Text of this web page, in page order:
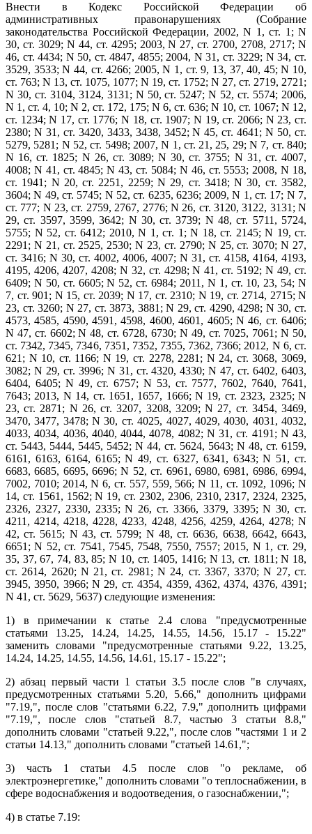
Внести в Кодекс Российской Федерации об
административных правонарушениях (Собрание
законодательства Российской Федерации, 2002, N 1, ст. 1; N
30, ст. 3029; N 44, ст. 4295; 2003, N 27, ст. 2700, 2708, 2717; N
46, ст. 4434; N 50, ст. 4847, 4855; 2004, N 31, ст. 3229; N 34, ст.
3529, 3533; N 44, ст. 4266; 2005, N 1, ст. 9, 13, 37, 40, 45; N 10,
ст. 763; N 13, ст. 1075, 1077; N 19, ст. 1752; N 27, ст. 2719, 2721;
N 30, ст. 3104, 3124, 3131; N 50, ст. 5247; N 52, ст. 5574; 2006,
N 1, ст. 4, 10; N 2, ст. 172, 175; N 6, ст. 636; N 10, ст. 1067; N 12,
ст. 1234; N 17, ст. 1776; N 18, ст. 1907; N 19, ст. 2066; N 23, ст.
2380; N 31, ст. 3420, 3433, 3438, 3452; N 45, ст. 4641; N 50, ст.
5279, 5281; N 52, ст. 5498; 2007, N 1, ст. 21, 25, 29; N 7, ст. 840;
N 16, ст. 1825; N 26, ст. 3089; N 30, ст. 3755; N 31, ст. 4007,
4008; N 41, ст. 4845; N 43, ст. 5084; N 46, ст. 5553; 2008, N 18,
ст. 1941; N 20, ст. 2251, 2259; N 29, ст. 3418; N 30, ст. 3582,
3604; N 49, ст. 5745; N 52, ст. 6235, 6236; 2009, N 1, ст. 17; N 7,
ст. 777; N 23, ст. 2759, 2767, 2776; N 26, ст. 3120, 3122, 3131; N
29, ст. 3597, 3599, 3642; N 30, ст. 3739; N 48, ст. 5711, 5724,
5755; N 52, ст. 6412; 2010, N 1, ст. 1; N 18, ст. 2145; N 19, ст.
2291; N 21, ст. 2525, 2530; N 23, ст. 2790; N 25, ст. 3070; N 27,
ст. 3416; N 30, ст. 4002, 4006, 4007; N 31, ст. 4158, 4164, 4193,
4195, 4206, 4207, 4208; N 32, ст. 4298; N 41, ст. 5192; N 49, ст.
6409; N 50, ст. 6605; N 52, ст. 6984; 2011, N 1, ст. 10, 23, 54; N
7, ст. 901; N 15, ст. 2039; N 17, ст. 2310; N 19, ст. 2714, 2715; N
23, ст. 3260; N 27, ст. 3873, 3881; N 29, ст. 4290, 4298; N 30, ст.
4573, 4585, 4590, 4591, 4598, 4600, 4601, 4605; N 46, ст. 6406;
N 47, ст. 6602; N 48, ст. 6728, 6730; N 49, ст. 7025, 7061; N 50,
ст. 7342, 7345, 7346, 7351, 7352, 7355, 7362, 7366; 2012, N 6, ст.
621; N 10, ст. 1166; N 19, ст. 2278, 2281; N 24, ст. 3068, 3069,
3082; N 29, ст. 3996; N 31, ст. 4320, 4330; N 47, ст. 6402, 6403,
6404, 6405; N 49, ст. 6757; N 53, ст. 7577, 7602, 7640, 7641,
7643; 2013, N 14, ст. 1651, 1657, 1666; N 19, ст. 2323, 2325; N
23, ст. 2871; N 26, ст. 3207, 3208, 3209; N 27, ст. 3454, 3469,
3470, 3477, 3478; N 30, ст. 4025, 4027, 4029, 4030, 4031, 4032,
4033, 4034, 4036, 4040, 4044, 4078, 4082; N 31, ст. 4191; N 43,
ст. 5443, 5444, 5445, 5452; N 44, ст. 5624, 5643; N 48, ст. 6159,
6161, 6163, 6164, 6165; N 49, ст. 6327, 6341, 6343; N 51, ст.
6683, 6685, 6695, 6696; N 52, ст. 6961, 6980, 6981, 6986, 6994,
7002, 7010; 2014, N 6, ст. 557, 559, 566; N 11, ст. 1092, 1096; N
14, ст. 1561, 1562; N 19, ст. 2302, 2306, 2310, 2317, 2324, 2325,
2326, 2327, 2330, 2335; N 26, ст. 3366, 3379, 3395; N 30, ст.
4211, 4214, 4218, 4228, 4233, 4248, 4256, 4259, 4264, 4278; N
42, ст. 5615; N 43, ст. 5799; N 48, ст. 6636, 6638, 6642, 6643,
6651; N 52, ст. 7541, 7545, 7548, 7550, 7557; 2015, N 1, ст. 29,
35, 37, 67, 74, 83, 85; N 10, ст. 1405, 1416; N 13, ст. 1811; N 18,
ст. 2614, 2620; N 21, ст. 2981; N 24, ст. 3367, 3370; N 27, ст.
3945, 3950, 3966; N 29, ст. 4354, 4359, 4362, 4374, 4376, 4391;
N 41, ст. 5629, 5637) следующие изменения:
1) в примечании к статье 2.4 слова "предусмотренные
статьями 13.25, 14.24, 14.25, 14.55, 14.56, 15.17 - 15.22"
заменить словами "предусмотренные статьями 9.22, 13.25,
14.24, 14.25, 14.55, 14.56, 14.61, 15.17 - 15.22";
2) абзац первый части 1 статьи 3.5 после слов "в случаях,
предусмотренных статьями 5.20, 5.66," дополнить цифрами
"7.19,", после слов "статьями 6.22, 7.9," дополнить цифрами
"7.19,", после слов "статьей 8.7, частью 3 статьи 8.8,"
дополнить словами "статьей 9.22,", после слов "частями 1 и 2
статьи 14.13," дополнить словами "статьей 14.61,";
3) часть 1 статьи 4.5 после слов "о рекламе, об
электроэнергетике," дополнить словами "о теплоснабжении, в
сфере водоснабжения и водоотведения, о газоснабжении,";
4) в статье 7.19: